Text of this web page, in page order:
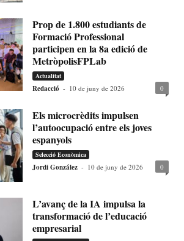
Prop de 1.800 estudiants de
Formació Professional
participen en la 8a edició de
MetròpolisFPLab
Actualitat
Redacció - 10 de juny de 2026 0
Els microcrèdits impulsen
l’autoocupació entre els joves
espanyols
Selecció Econòmica
Jordi González - 10 de juny de 2026 0
L’avanç de la IA impulsa la
transformació de l’educació
empresarial